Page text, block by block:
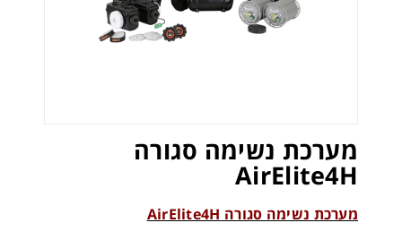
מערכת נשימה סגורה
AirElite4H
מערכת נשימה סגורה AirElite4H